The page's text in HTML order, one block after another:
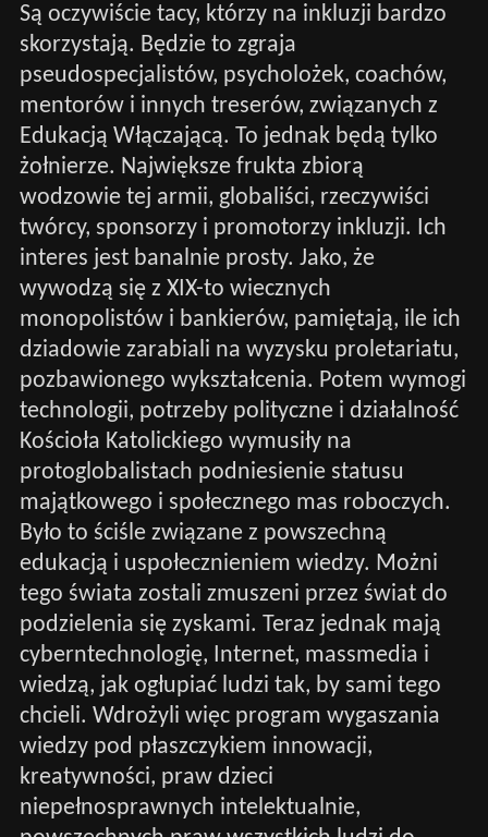
Są oczywiście tacy, którzy na inkluzji bardzo
skorzystają. Będzie to zgraja
pseudospecjalistów, psycholożek, coachów,
mentorów i innych treserów, związanych z
Edukacją Włączającą. To jednak będą tylko
żołnierze. Największe frukta zbiorą
wodzowie tej armii, globaliści, rzeczywiści
twórcy, sponsorzy i promotorzy inkluzji. Ich
interes jest banalnie prosty. Jako, że
wywodzą się z XIX-to wiecznych
monopolistów i bankierów, pamiętają, ile ich
dziadowie zarabiali na wyzysku proletariatu,
pozbawionego wykształcenia. Potem wymogi
technologii, potrzeby polityczne i działalność
Kościoła Katolickiego wymusiły na
protoglobalistach podniesienie statusu
majątkowego i społecznego mas roboczych.
Było to ściśle związane z powszechną
edukacją i uspołecznieniem wiedzy. Możni
tego świata zostali zmuszeni przez świat do
podzielenia się zyskami. Teraz jednak mają
cyberntechnologię, Internet, massmedia i
wiedzą, jak ogłupiać ludzi tak, by sami tego
chcieli. Wdrożyli więc program wygaszania
wiedzy pod płaszczykiem innowacji,
kreatywności, praw dzieci
niepełnosprawnych intelektualnie,